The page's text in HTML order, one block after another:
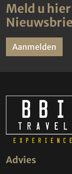
Meld u
Aanmelden
Advies